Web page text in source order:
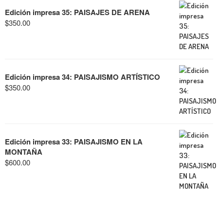
Edición impresa 35: PAISAJES DE ARENA
$350.00
Edición impresa 34: PAISAJISMO ARTÍSTICO
$350.00
Edición impresa 33: PAISAJISMO EN LA
MONTAÑA
$600.00